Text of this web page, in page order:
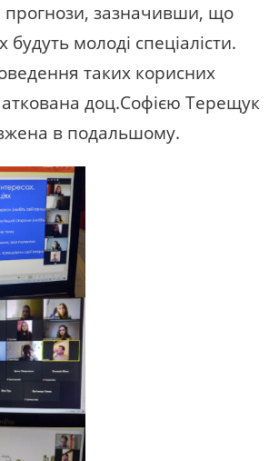
прогнози, зазначивши, що
будуть молоді спеціалісти.
таких корисних
доц.Софією Терещук
в подальшому.